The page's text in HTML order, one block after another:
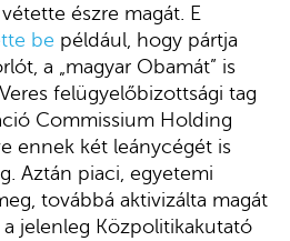
észre magát. E
be például, hogy pártja
a „magyar Obamát” is
felügyelőbizottsági tag
Commissium Holding
ennek két leánycégét is
Aztán piaci, egyetemi
továbbá aktivizálta magát
a jelenleg Közpolitikakutató